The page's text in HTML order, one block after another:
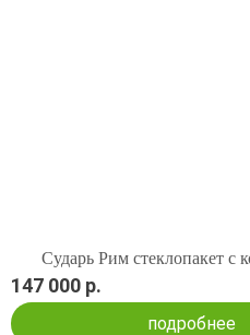
Сударь Рим стеклопакет с
147 000 р.
подробнее